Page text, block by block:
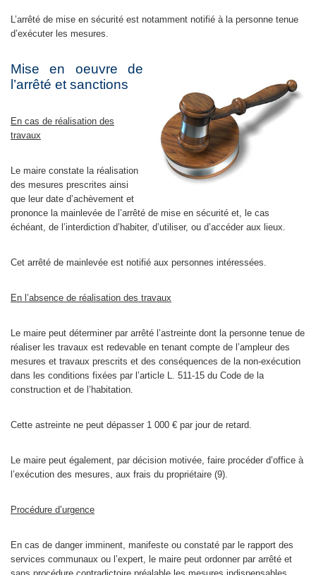
L’arrêté de mise en sécurité est notamment notifié à la personne tenue
d’exécuter les mesures.
Mise en oeuvre de
l’arrêté et sanctions
En cas de réalisation des
travaux
Le maire constate la réalisation
des mesures prescrites ainsi
que leur date d’achèvement et
prononce la mainlevée de l’arrêté de mise en sécurité et, le cas
échéant, de l’interdiction d’habiter, d’utiliser, ou d’accéder aux lieux.
Cet arrêté de mainlevée est notifié aux personnes intéressées.
En l’absence de réalisation des travaux
Le maire peut déterminer par arrêté l’astreinte dont la personne tenue de
réaliser les travaux est redevable en tenant compte de l’ampleur des
mesures et travaux prescrits et des conséquences de la non-exécution
dans les conditions fixées par l’article L. 511-15 du Code de la
construction et de l’habitation.
Cette astreinte ne peut dépasser 1 000 € par jour de retard.
Le maire peut également, par décision motivée, faire procéder d’office à
l’exécution des mesures, aux frais du propriétaire (9).
Procédure d’urgence
En cas de danger imminent, manifeste ou constaté par le rapport des
services communaux ou l’expert, le maire peut ordonner par arrêté et